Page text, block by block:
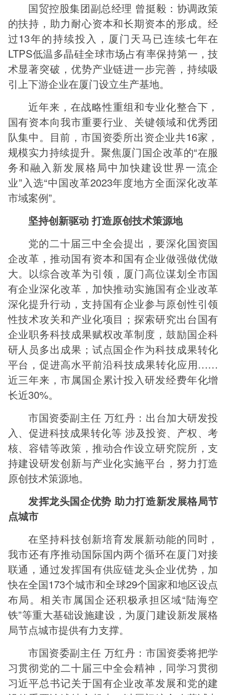
国贸控股集团副总经理 曾挺毅：协调政策
的扶持，助力耐心资本和长期资本的形成。经
过13年的持续投入，厦门天马已连续七年在
LTPS低温多晶硅全球市场占有率保持第一，技
术显著突破，优势产业链进一步完善，持续吸
引上下游企业在厦门设立生产基地。
近年来，在战略性重组和专业化整合下，
国有资本向我市重要行业、关键领域和优秀团
队集中。目前，市国资委所出资企业共16家，
规模实力持续提升。聚焦厦门国企改革的“在服
务和融入新发展格局中加快建设世界一流企
业”入选“中国改革2023年度地方全面深化改革
市域案例”。
坚持创新驱动 打造原创技术策源地
党的二十届三中全会提出，要深化国资国
企改革，推动国有资本和国有企业做强做优做
大。以综合改革为引领，厦门高位谋划全市国
有企业深化改革，加快推动实施国有企业改革
深化提升行动，支持国有企业参与原创性引领
性技术攻关和产业化项目；探索研究出台国有
企业职务科技成果赋权改革制度，鼓励国企科
研人员多出成果；试点国企作为科技成果转化
平台，促进高水平前沿科技成果转化应用……
近三年来，市属国企累计投入研发经费年化增
长近30%。
市国资委副主任 万红丹：出台加大研发投
入、促进科技成果转化等 涉及投资、产权、考
核、容错等政策，推动合作设立研究院所，支
持建设研发创新与产业化实施平台，努力打造
原创技术策源地。
发挥龙头国企优势 助力打造新发展格局节
点城市
在坚持科技创新培育发展新动能的同时，
我市还有序推动国际国内两个循环在厦门对接
联通，通过发挥国有供应链龙头企业优势，加
快在全国173个城市和全球29个国家和地区设点
布局。相关市属国企还积极承担区域“陆海空
铁”等重大基础设施建设，为厦门建设新发展格
局节点城市提供有力支撑。
市国资委副主任 万红丹：市国资委将把学
习贯彻党的二十届三中全会精神，同学习贯彻
习近平总书记关于国有企业改革发展和党的建